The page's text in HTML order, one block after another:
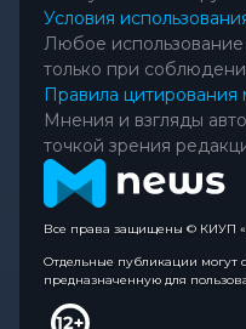
Условия
Любое использование
только при
Правила
Мнения и взгляды
точкой зрения
Все права защищены © КИУП
Отдельные публикации могут
предназначенную для